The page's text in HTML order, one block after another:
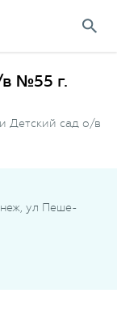
№55 г.
Детский сад о/в
ул Пеше-